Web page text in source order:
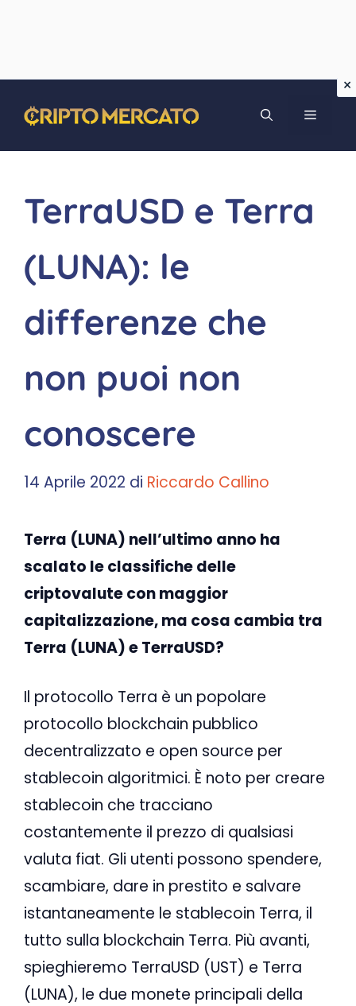
contenuto
MENU
TerraUSD e Terra
(LUNA): le
differenze che
non puoi non
conoscere
14 Aprile 2022 di Riccardo Callino
Terra (LUNA) nell’ultimo anno ha
scalato le classifiche delle
criptovalute con maggior
capitalizzazione, ma cosa cambia tra
Terra (LUNA) e TerraUSD?
Il protocollo Terra è un popolare
protocollo blockchain pubblico
decentralizzato e open source per
stablecoin algoritmici. È noto per creare
stablecoin che tracciano
costantemente il prezzo di qualsiasi
valuta fiat. Gli utenti possono spendere,
scambiare, dare in prestito e salvare
istantaneamente le stablecoin Terra, il
tutto sulla blockchain Terra. Più avanti,
spieghieremo TerraUSD (UST) e Terra
(LUNA), le due monete principali della